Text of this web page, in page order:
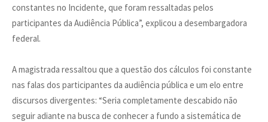
constantes no Incidente, que foram ressaltadas pelos
participantes da Audiência Pública”, explicou a desembargadora
federal.
A magistrada ressaltou que a questão dos cálculos foi constante
nas falas dos participantes da audiência pública e um elo entre
discursos divergentes: “Seria completamente descabido não
seguir adiante na busca de conhecer a fundo a sistemática de